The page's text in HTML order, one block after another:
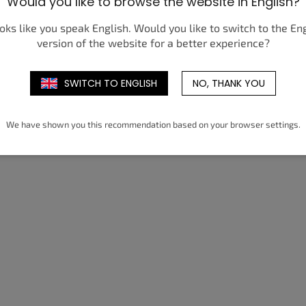
ADIDAS YEEZY BOOST 350 V2 BELUGA
od3 650 Kč
like you speak English. Would you like to switch to the
version of the website for a better experience?
SWITCH TO ENGLISH NO, THANK YOU
We have shown you this recommendation based on your browser settings.